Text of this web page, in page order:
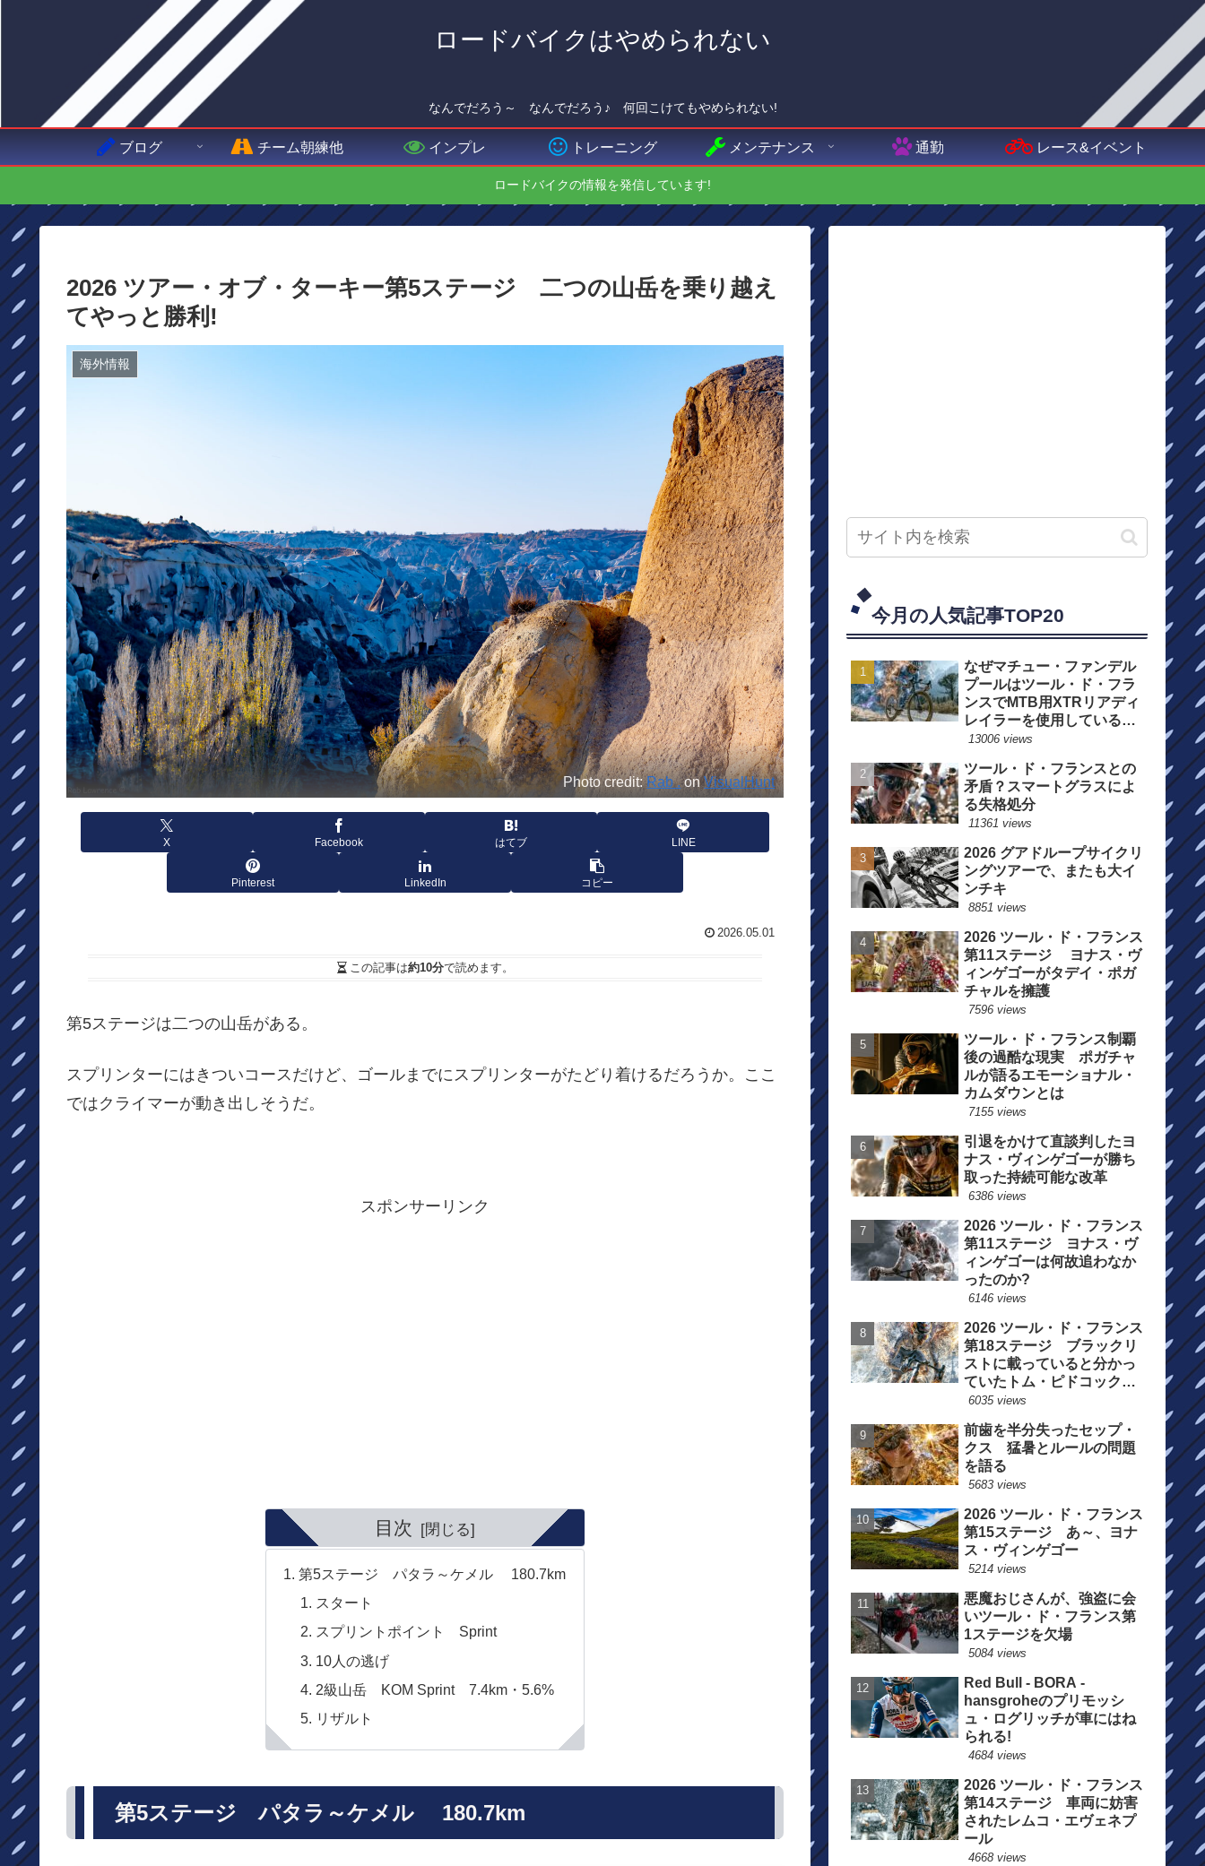
ロードバイクはやめられない
なんでだろう～ なんでだろう♪ 何回こけてもやめられない!
ブログ チーム朝練他 インプレ トレーニング メンテナンス 通勤 レース&イベント
ロードバイクの情報を発信しています!
2026 ツアー・オブ・ターキー第5ステージ 二つの山岳を乗り越え
てやっと勝利!
海外情報
Photo credit:Rab .onVisualHunt
X Facebook はてブ LINE
Pinterest LinkedIn コピー
2026.05.01
この記事は約10分で読めます。
第5ステージは二つの山岳がある。
スプリンターにはきついコースだけど、ゴールまでにスプリンターがたどり着けるだろうか。ここ
ではクライマーが動き出しそうだ。
スポンサーリンク
目次
第5ステージ パタラ～ケメル 180.7km
スタート
スプリントポイント Sprint
10人の逃げ
2級山岳 KOM Sprint 7.4km・5.6%
リザルト
第5ステージ パタラ～ケメル 180.7km
今月の人気記事TOP20
なぜマチュー・ファンデル
プールはツール・ド・フラ
ンスでMTB用XTRリアディ
レイラーを使用しているの
か？
13006 views
ツール・ド・フランスとの
矛盾？スマートグラスによ
る失格処分
11361 views
2026 グアドループサイクリ
ングツアーで、またも大イ
ンチキ
8851 views
2026 ツール・ド・フランス
第11ステージ ヨナス・ヴ
ィンゲゴーがタデイ・ポガ
チャルを擁護
7596 views
ツール・ド・フランス制覇
後の過酷な現実 ポガチャ
ルが語るエモーショナル・
カムダウンとは
7155 views
引退をかけて直談判したヨ
ナス・ヴィンゲゴーが勝ち
取った持続可能な改革
6386 views
2026 ツール・ド・フランス
第11ステージ ヨナス・ヴ
ィンゲゴーは何故追わなか
ったのか?
6146 views
2026 ツール・ド・フランス
第18ステージ ブラックリ
ストに載っていると分かっ
ていたトム・ピドコックは
総合順位死守に
6035 views
前歯を半分失ったセップ・
クス 猛暑とルールの問題
を語る
5683 views
2026 ツール・ド・フランス
第15ステージ あ～、ヨナ
ス・ヴィンゲゴー
5214 views
悪魔おじさんが、強盗に会
いツール・ド・フランス第
1ステージを欠場
5084 views
Red Bull - BORA -
hansgroheのプリモッシ
ュ・ログリッチが車にはね
られる!
4684 views
2026 ツール・ド・フランス
第14ステージ 車両に妨害
されたレムコ・エヴェネプ
ール
4668 views